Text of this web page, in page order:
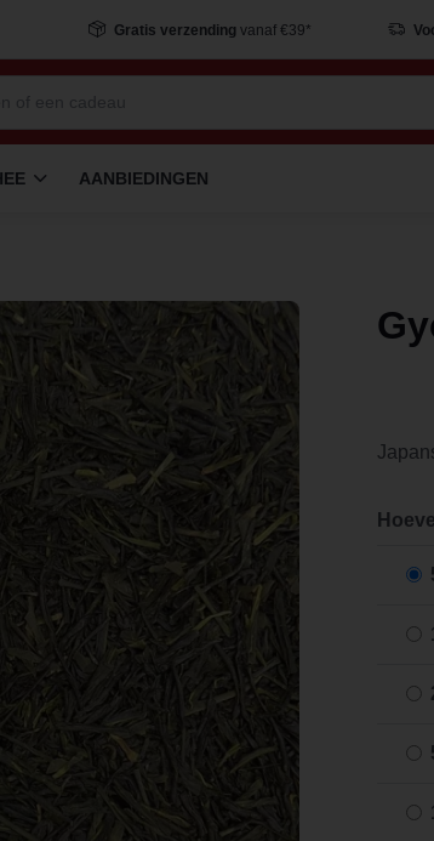
Gratis verzending vanaf €39*
AANBIEDINGEN